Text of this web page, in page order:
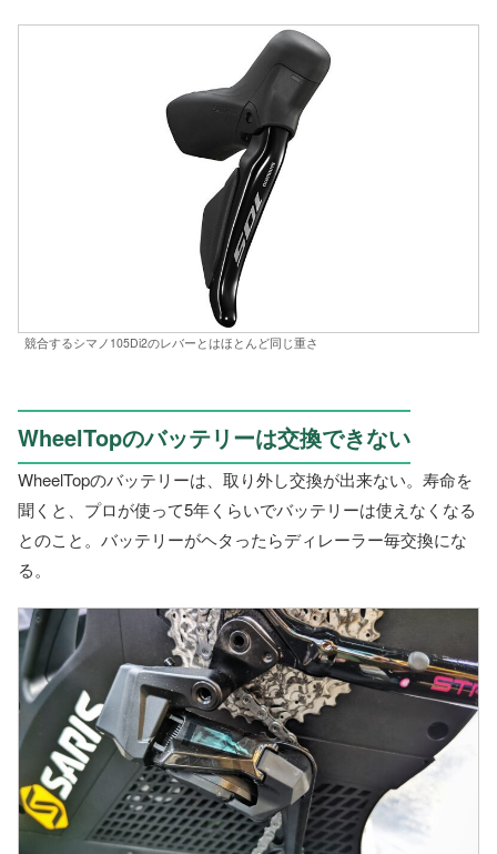
競合するシマノ105Di2のレバーとはほとんど同じ重さ
WheelTopのバッテリーは交換できない
WheelTopのバッテリーは、取り外し交換が出来ない。寿命を
聞くと、プロが使って5年くらいでバッテリーは使えなくなる
とのこと。バッテリーがヘタったらディレーラー毎交換にな
る。